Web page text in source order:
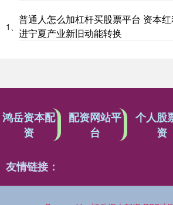
1、
普通人怎么加杠杆买股票平台 资本红
进宁夏产业新旧动能转换
鸿岳资本配
资
配资网站平
台
个人股
资
友情链接：